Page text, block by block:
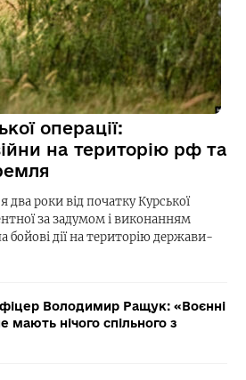
операції:
на територію рф та
два роки від початку Курської
за задумом і виконанням
бойові дії на територію держави-
Володимир Ращук: «Воєнні
мають нічого спільного з